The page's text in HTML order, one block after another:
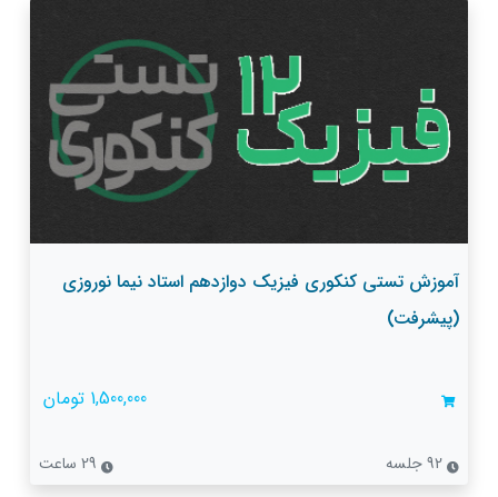
آموزش تستی کنکوری فیزیک دوازدهم استاد نیما نوروزی
(پیشرفت)
1,500,000 تومان